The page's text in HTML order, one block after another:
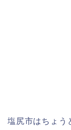
塩尻市はちょう